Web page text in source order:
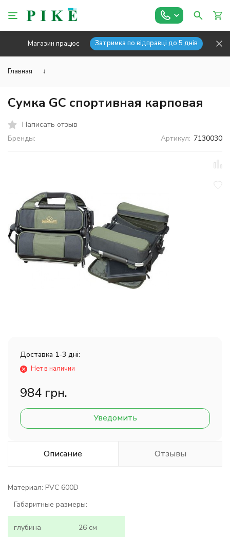
Магазин працює Затримка по відправці до 5 днів
Главная ↓
Сумка GC спортивная карповая
Написать отзыв
Бренды:
Артикул: 7130030
Доставка 1-3 дні:
Нет в наличии
984 грн.
Уведомить
Описание Отзывы
Материал: PVC 600D
Габаритные размеры:
глубина 26 см